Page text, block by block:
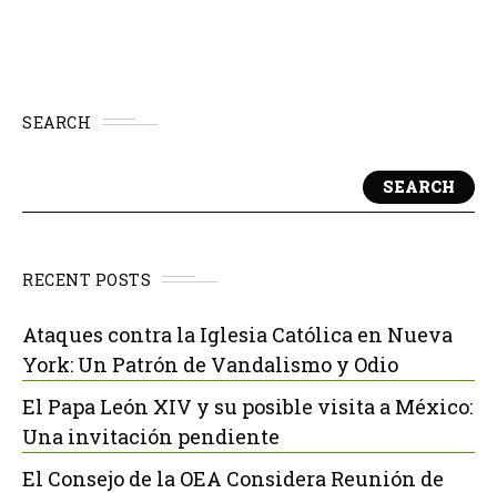
SEARCH
SEARCH
RECENT POSTS
Ataques contra la Iglesia Católica en Nueva
York: Un Patrón de Vandalismo y Odio
El Papa León XIV y su posible visita a México:
Una invitación pendiente
El Consejo de la OEA Considera Reunión de